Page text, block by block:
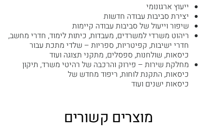
מוצרים קשורים
ייעוץ ארגונומי
יצירת סביבות עבודה חדשות
שיפור וייעול של סביבות עבודה קיימות
ריהוט משרדי למשרדים, מעבדות, כיתות לימוד, חדרי מחשב,
חדרי ישיבות, קפיטריות, ספריות – שלדי מתכת עבור
כיסאות, שולחנות, ספסלים, מתקני תצוגה ועוד
מחלקת שירות – פירוק והרכבה של רהיטי משרד, תיקון
כיסאות, התקנת לוחות, ריפוד מחדש של
כיסאות ישנים ועוד